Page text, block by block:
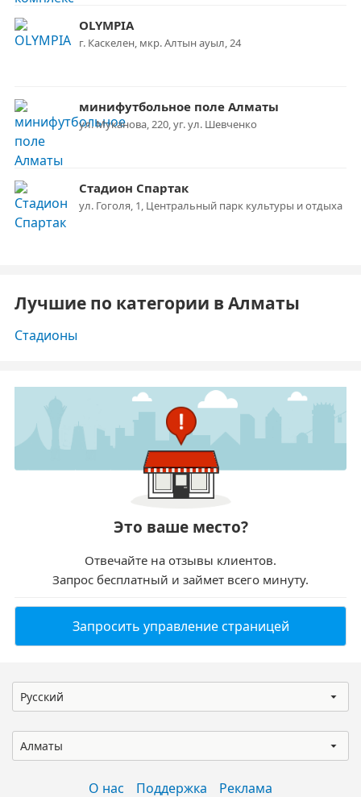
OLYMPIA
г. Каскелен, мкр. Алтын ауыл, 24
минифутбольное поле Алматы
ул. Муканова, 220, уг. ул. Шевченко
Стадион Спартак
ул. Гоголя, 1, Центральный парк культуры и отдыха
Лучшие по категории в Алматы
Стадионы
Это ваше место?
Отвечайте на отзывы клиентов.
Запрос бесплатный и займет всего минуту.
Запросить управление страницей
Русский
Алматы
О нас Поддержка Реклама